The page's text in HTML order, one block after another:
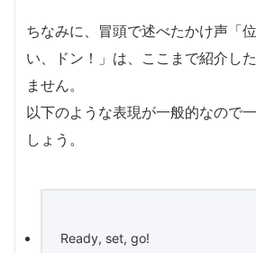
ちなみに、冒頭で述べたかけ声「
い、ドン！」は、ここまで紹介し
ません。
以下のような表現が一般的なので
しょう。
Ready, set, go!